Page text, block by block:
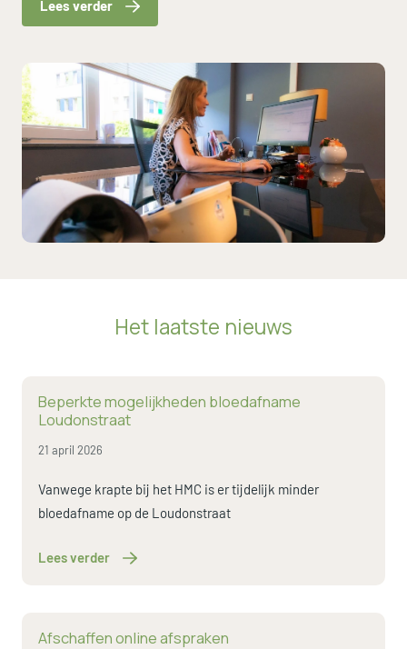
Lees verder
Het laatste nieuws
Lees verder
Beperkte mogelijkheden bloedafname
Loudonstraat
21 april 2026
Vanwege krapte bij het HMC is er tijdelijk minder
bloedafname op de Loudonstraat
Lees verder
Lees verder
Afschaffen online afspraken